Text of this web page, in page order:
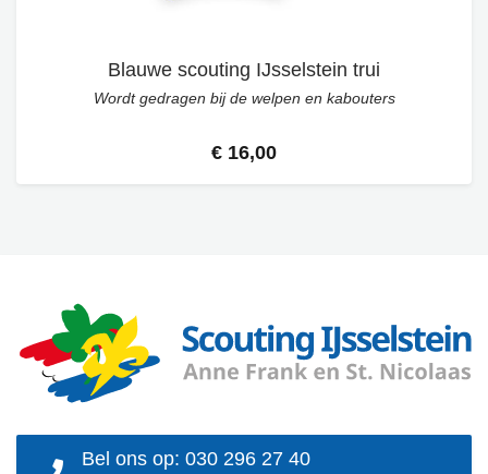
Blauwe scouting IJsselstein trui
Wordt gedragen bij de welpen en kabouters
€ 16,00
Bel ons op: 030 296 27 40